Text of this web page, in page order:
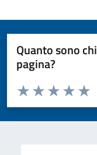
Quanto sono
pagina?
Valuta da 1 a 5 stelle la
Valuta
Valuta 3
Valuta 2 stelle
Valuta 1 stelle su 5